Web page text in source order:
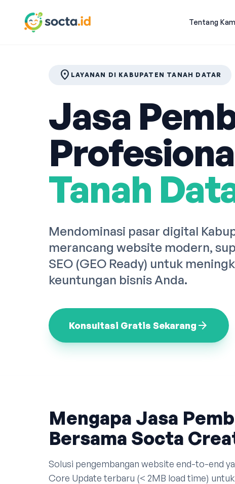
Tentang
location_on LAYANAN DI KABUPATEN TANAH DATAR
Jasa
Tanah
Mendominasi pasar digital
merancang website modern,
SEO (GEO Ready) untuk
keuntungan bisnis Anda.
Konsultasi Gratis Sekarang arrow_forward
Mengapa Jasa
Bersama Socta
Solusi pengembangan website end-to-end
Core Update terbaru (< 2MB load time)